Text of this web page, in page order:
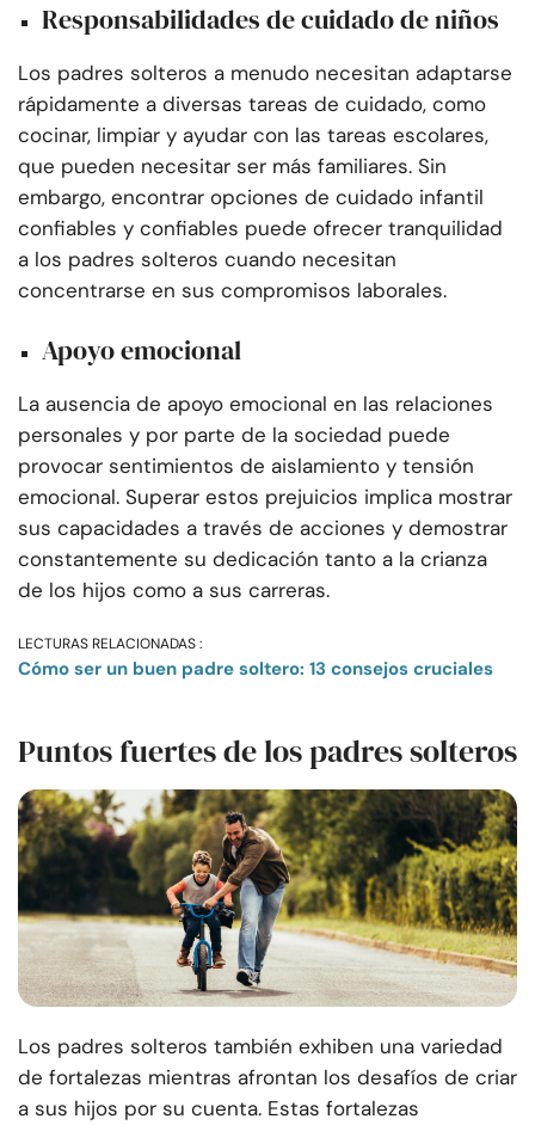
Responsabilidades de cuidado de niños
Los padres solteros a menudo necesitan adaptarse
rápidamente a diversas tareas de cuidado, como
cocinar, limpiar y ayudar con las tareas escolares,
que pueden necesitar ser más familiares. Sin
embargo, encontrar opciones de cuidado infantil
confiables y confiables puede ofrecer tranquilidad
a los padres solteros cuando necesitan
concentrarse en sus compromisos laborales.
Apoyo emocional
La ausencia de apoyo emocional en las relaciones
personales y por parte de la sociedad puede
provocar sentimientos de aislamiento y tensión
emocional. Superar estos prejuicios implica mostrar
sus capacidades a través de acciones y demostrar
constantemente su dedicación tanto a la crianza
de los hijos como a sus carreras.
LECTURAS RELACIONADAS :
Cómo ser un buen padre soltero: 13 consejos cruciales
Puntos fuertes de los padres solteros
Los padres solteros también exhiben una variedad
de fortalezas mientras afrontan los desafíos de criar
a sus hijos por su cuenta. Estas fortalezas